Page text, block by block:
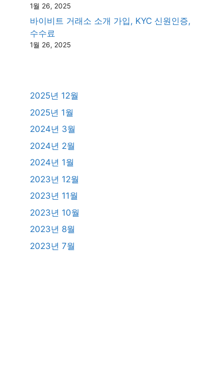
1월 26, 2025
바이비트 거래소 소개 가입, KYC 신원인증,
수수료
1월 26, 2025
2025년 12월
2025년 1월
2024년 3월
2024년 2월
2024년 1월
2023년 12월
2023년 11월
2023년 10월
2023년 8월
2023년 7월